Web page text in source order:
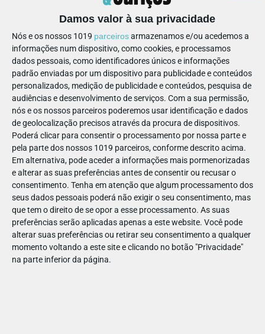
Damos valor à sua privacidade
Nós e os nossos 1019 parceirosarmazenamos e/ou acedemos a
informações num dispositivo, como cookies, e processamos
dados pessoais, como identificadores únicos e informações
padrão enviadas por um dispositivo para publicidade e conteúdos
personalizados, medição de publicidade e conteúdos, pesquisa de
audiências e desenvolvimento de serviços. Com a sua permissão,
nós e os nossos parceiros poderemos usar identificação e dados
de geolocalização precisos através da procura de dispositivos.
Poderá clicar para consentir o processamento por nossa parte e
pela parte dos nossos 1019 parceiros, conforme descrito acima.
Em alternativa, pode aceder a informações mais pormenorizadas
e alterar as suas preferências antes de consentir ou recusar o
consentimento. Tenha em atenção que algum processamento dos
seus dados pessoais poderá não exigir o seu consentimento, mas
que tem o direito de se opor a esse processamento. As suas
preferências serão aplicadas apenas a este website. Você pode
alterar suas preferências ou retirar seu consentimento a qualquer
momento voltando a este site e clicando no botão "Privacidade"
na parte inferior da página.
23
79560662680653